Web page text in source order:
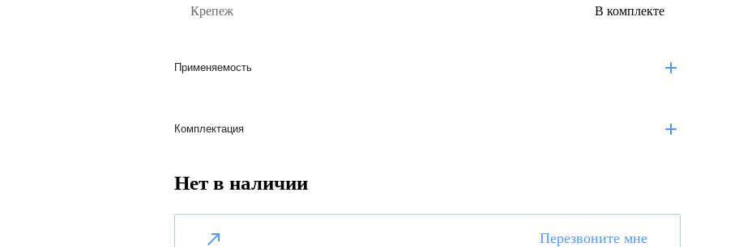
Крепеж В комплекте
Применяемость
Комплектация
Нет в наличии
Перезвоните мне